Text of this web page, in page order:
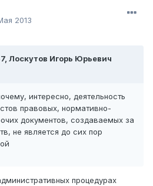
2013
Лоскутов Игорь Юрьевич
интересно, деятельность
правовых, нормативно-
документов, создаваемых за
не является до сих пор
процедурах